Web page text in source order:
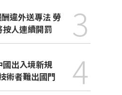
違外送專法 勞
人連續開罰
3
出入境新規
術者難出國門
4